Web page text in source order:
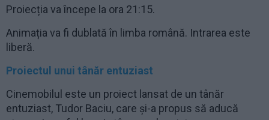
Proiecția va începe la ora 21:15.
Animația va fi dublată în limba română. Intrarea este
liberă.
Proiectul unui tânăr entuziast
Cinemobilul este un proiect lansat de un tânăr
entuziast, Tudor Baciu, care și-a propus să aducă